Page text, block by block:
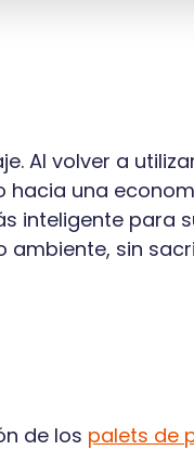
Al volver a
una
inteligente para
ambiente, sin
de los palets de